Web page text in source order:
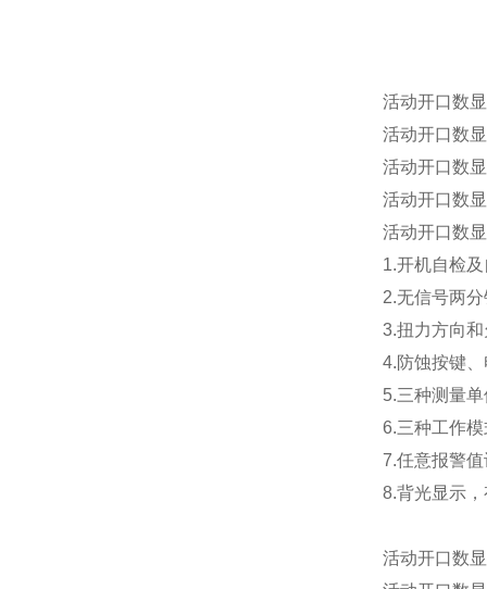
活动开口数
活动开口数
活动开口数
活动开口数
活动开口数
1.开机自检
2.无信号两
3.扭力方向
4.防蚀按键
5.三种测量
6.三种工作
7.任意报警
8.背光显示
活动开口数